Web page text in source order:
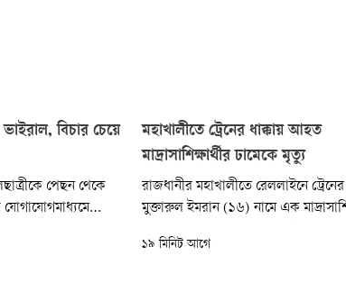
বিচার চেয়ে
পেছন থেকে
যোগাযোগমাধ্যমে
ছাত্রীকে বিদ্যালয়
মহাখালীতে ট্রেনের ধাক্কায় আহত
মাদ্রাসাশিক্ষার্থীর ঢামেকে মৃত্যু
রাজধানীর মহাখালীতে রেললাইনে ট্রেনের
মুক্তারুল ইমরান (১৬) নামে এক
দিকে মহাখালীর পাগলারপোল এলাকায়
১৯ মিনিট আগে